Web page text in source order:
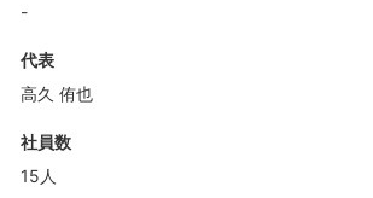
-
代表
高久 侑也
社員数
15人